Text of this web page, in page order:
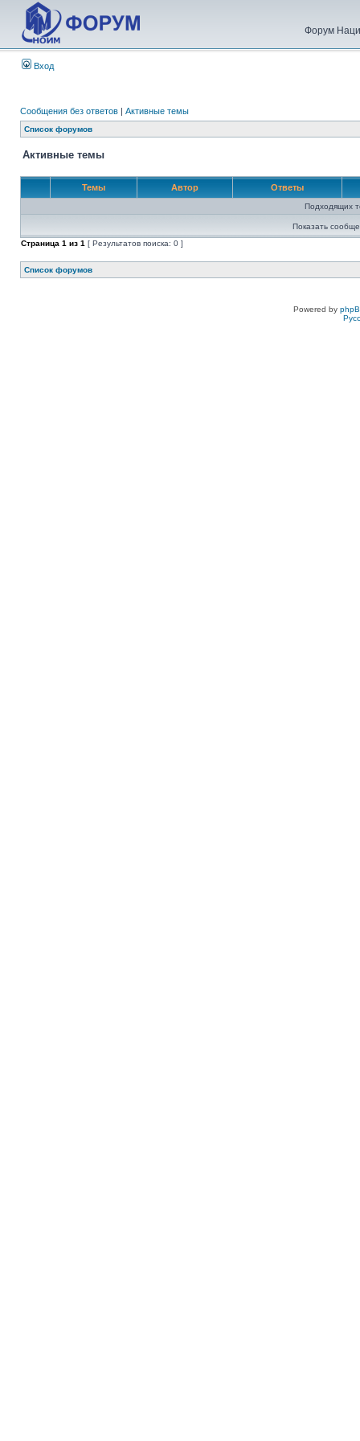
Форум
Вход
Сообщения без ответов | Активные темы
Список форумов
Активные темы
Темы Автор Ответы
Подходящих
Показать
Страница 1 из 1 [ Результатов поиска: 0 ]
Список форумов
Powered by